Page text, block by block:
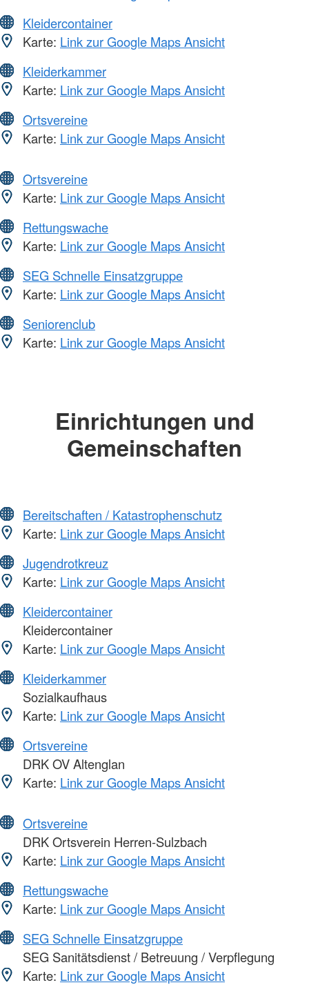
Kleidercontainer
Karte: Link zur Google Maps Ansicht
Kleiderkammer
Karte: Link zur Google Maps Ansicht
Ortsvereine
Karte: Link zur Google Maps Ansicht
Ortsvereine
Karte: Link zur Google Maps Ansicht
Rettungswache
Karte: Link zur Google Maps Ansicht
SEG Schnelle Einsatzgruppe
Karte: Link zur Google Maps Ansicht
Seniorenclub
Karte: Link zur Google Maps Ansicht
Einrichtungen und
Gemeinschaften
Bereitschaften / Katastrophenschutz
Karte: Link zur Google Maps Ansicht
Jugendrotkreuz
Karte: Link zur Google Maps Ansicht
Kleidercontainer
Kleidercontainer
Karte: Link zur Google Maps Ansicht
Kleiderkammer
Sozialkaufhaus
Karte: Link zur Google Maps Ansicht
Ortsvereine
DRK OV Altenglan
Karte: Link zur Google Maps Ansicht
Ortsvereine
DRK Ortsverein Herren-Sulzbach
Karte: Link zur Google Maps Ansicht
Rettungswache
Karte: Link zur Google Maps Ansicht
SEG Schnelle Einsatzgruppe
SEG Sanitätsdienst / Betreuung / Verpflegung
Karte: Link zur Google Maps Ansicht